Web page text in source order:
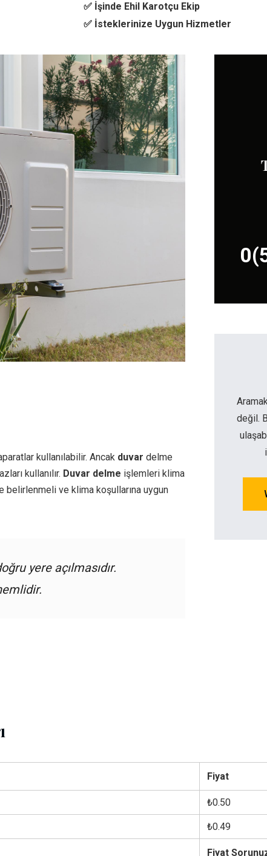
✅ İşinde Ehil Karotçu Ekip
✅ İsteklerinize Uygun Hizmetler
kullanılabilir. Ancak duvar delme
kullanılır. Duvar delme işlemleri klima
ve klima koşullarına uygun
yere açılmasıdır.
değil.
Fiyat
₺0.50
₺0.49
Fiyat